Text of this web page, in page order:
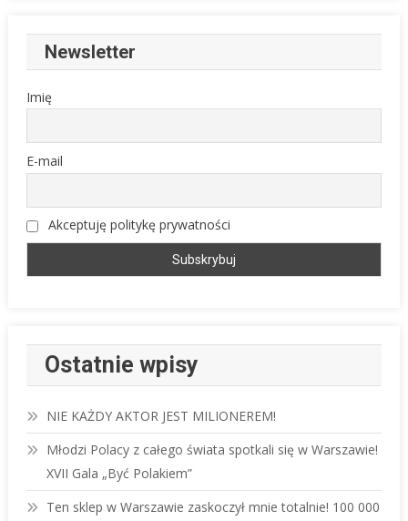
Newsletter
Imię
E-mail
Akceptuję politykę prywatności
Ostatnie wpisy
NIE KAŻDY AKTOR JEST MILIONEREM!
Młodzi Polacy z całego świata spotkali się w Warszawie!
XVII Gala „Być Polakiem”
Ten sklep w Warszawie zaskoczył mnie totalnie! 100 000